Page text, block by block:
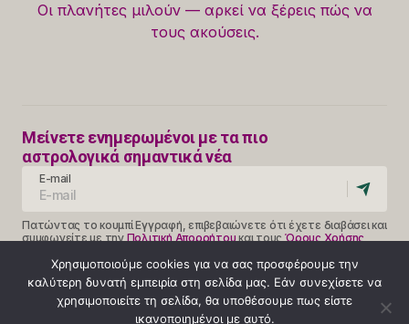
Οι πλανήτες μιλούν — αρκεί να ξέρεις πώς να
τους ακούσεις.
Μείνετε ενημερωμένοι με τα πιο
αστρολογικά σημαντικά νέα
E-mail
Πατώντας το κουμπί Εγγραφή, επιβεβαιώνετε ότι έχετε διαβάσει και
συμφωνείτε με τηνΠολιτική Απορρήτουκαι τουςΌρους Χρήσης
Χρησιμοποιούμε cookies για να σας προσφέρουμε την
καλύτερη δυνατή εμπειρία στη σελίδα μας. Εάν συνεχίσετε να
χρησιμοποιείτε τη σελίδα, θα υποθέσουμε πως είστε
ικανοποιημένοι με αυτό.